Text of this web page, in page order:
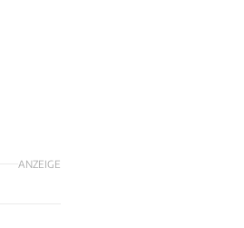
ANZEIGE